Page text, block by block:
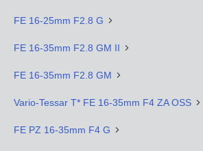
FE 16-25mm F2.8 G
FE 16-35mm F2.8 GM II
FE 16-35mm F2.8 GM
Vario-Tessar T* FE 16-35mm F4 ZA OSS
FE PZ 16-35mm F4 G